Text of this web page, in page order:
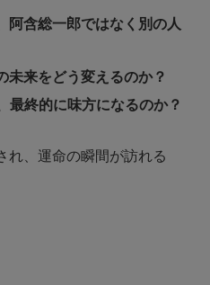
阿含総一郎ではなく別の人
未来をどう変えるのか？
最終的に味方になるのか？
れ、運命の瞬間が訪れる